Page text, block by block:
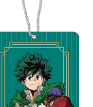
』10周年